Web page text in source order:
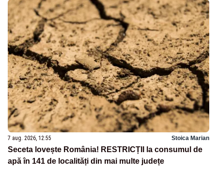
7 aug. 2026, 12:55 Stoica Marian
Seceta lovește România! RESTRICȚII la consumul de
apă în 141 de localități din mai multe județe